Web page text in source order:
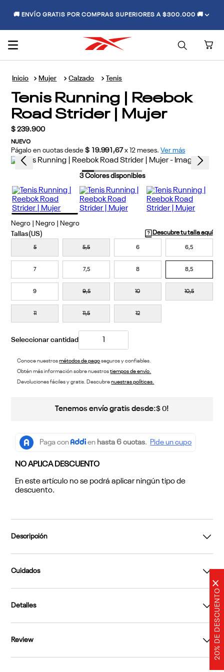
20% DE DESCUENTO
×
🚚 ENVÍO GRATIS POR COMPRAS SUPERIORES A $300.000 🚚
Mujer Calzado Tenis
Tenis Running | Reebok
Road Strider | Mujer
$ 239.900
NUEVO
Págalo en cuotas desde $ 19.991,67 x 12 meses. Ver más
3Colores disponibles
Negro | Negro | Negro
Descubre tu talla aquí
5 5,5 6 6,5
7 7,5 8 8,5
9 9,5 10 10,5
11 11,5 12
Conoce nuestrosmétodos de pagoseguros y confiables.
Obtén más información sobre nuestrostiempos de envío.
Devoluciones fáciles y gratis. Descubrenuestras políticas.
Tenemos envío gratis desde:$ 0!
NO APLICA DESCUENTO
En este artículo no se podrá aplicar ningún tipo de
descuento.
Descripción
Cuidados
Detalles
Review